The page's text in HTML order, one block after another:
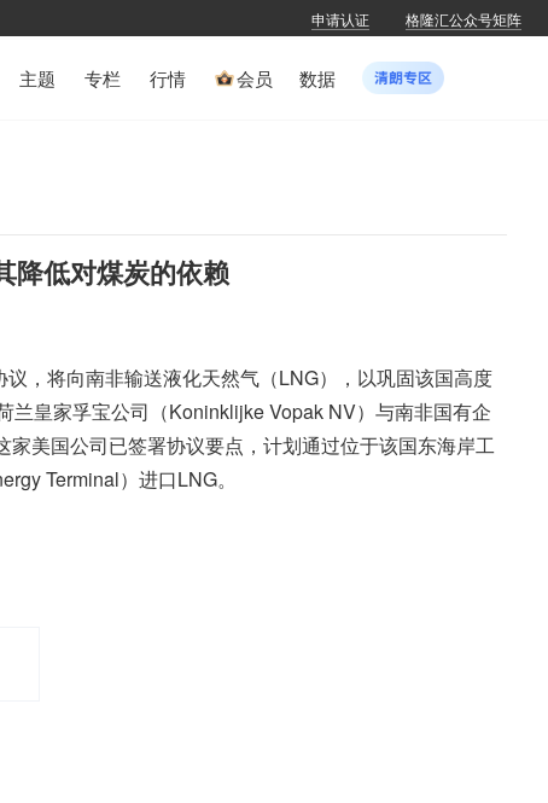
申请认证 格隆汇公众号矩阵
主题 专栏 行情 会员 数据
降低对煤炭的依赖
，将向南非输送液化天然气（LNG），以巩固该国高度
兰皇家孚宝公司（Koninklijke Vopak NV）与南非国有企
美国公司已签署协议要点，计划通过位于该国东海岸工
Terminal）进口LNG。